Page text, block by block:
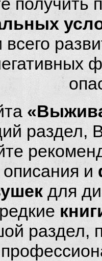
раздел,
и
для